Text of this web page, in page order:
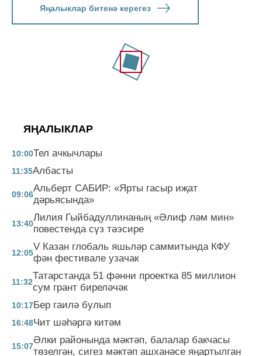
Яңалыклар битенә керегез
ЯҢАЛЫКЛАР
10:00Тел ачкычлары
11:35Албасты
09:06
Альберт САБИР: «Ярты гасыр иҗат
дәрьясында»
13:40
Лилия Гыйбадуллинаның «Әлиф ләм мин»
повестенда сүз тәэсире
12:05
V Казан глобаль яшьләр саммитында КФУ
фән фестивале узачак
11:32
Татарстанда 51 фәнни проектка 85 миллион
сум грант биреләчәк
10:17Бер гаилә булып
16:48Чит шәһәргә китәм
15:07
Әлки районында мәктәп, балалар бакчасы
төзелгән, сигез мәктәп ашханәсе яңартылган